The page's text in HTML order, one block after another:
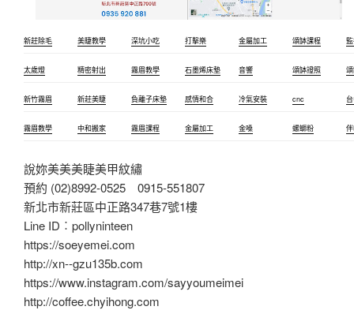
新莊除毛 美睫教學 深坑小吃 打擊樂 金屬加工 頌缽課程
太歲燈 精密射出 霧眉教學 石墨烯床墊 音響 頌缽證照
新竹霧眉 新莊美睫 負離子床墊 感情和合 冷氣安裝 cnc
霧眉教學 中和搬家 霧眉課程 金屬加工 金嗓 螺螄粉
說妳美美美睫美甲紋繡
預約 (02)8992-0525 0915-551807
新北市新莊區中正路347巷7號1樓
Line ID︰pollyninteen
https://soeyemei.com
http://xn--gzu135b.com
https://www.instagram.com/sayyoumeimei
http://coffee.chyihong.com